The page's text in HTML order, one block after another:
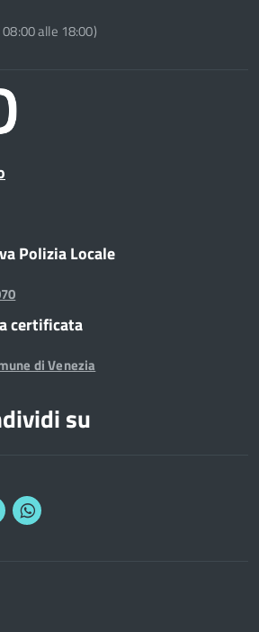
alle 18:00)
Polizia Locale
certificata
di Venezia
su